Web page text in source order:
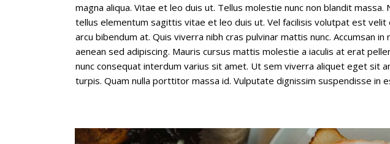
magna aliqua. Vitae et leo duis ut. Tellus molestie nunc non blandit massa.
tellus elementum sagittis vitae et leo duis ut. Vel facilisis volutpat est velit
arcu bibendum at. Quis viverra nibh cras pulvinar mattis nunc. Accumsan
aenean sed adipiscing. Mauris cursus mattis molestie a iaculis at erat
nunc consequat interdum varius sit amet. Ut sem viverra aliquet eget sit
turpis. Quam nulla porttitor massa id. Vulputate dignissim suspendisse in